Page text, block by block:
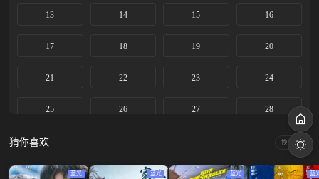
13 14 15 16
17 18 19 20
21 22 23 24
25 26 27 28
29
猜你喜欢 换一换
蓝光 蓝光 蓝光 蓝